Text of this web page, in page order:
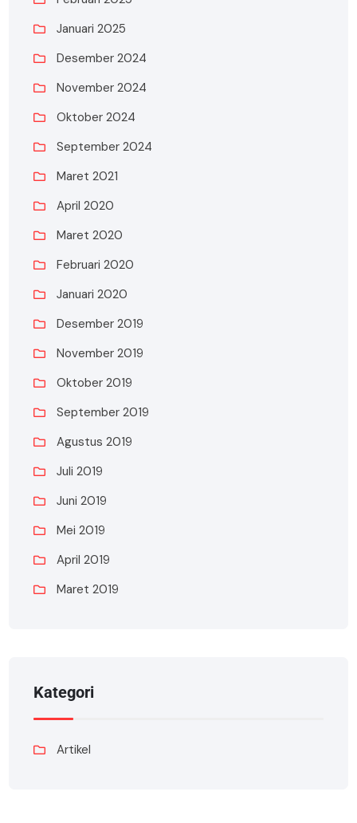
Januari 2025
Desember 2024
November 2024
Oktober 2024
September 2024
Maret 2021
April 2020
Maret 2020
Februari 2020
Januari 2020
Desember 2019
November 2019
Oktober 2019
September 2019
Agustus 2019
Juli 2019
Juni 2019
Mei 2019
April 2019
Maret 2019
Kategori
Artikel